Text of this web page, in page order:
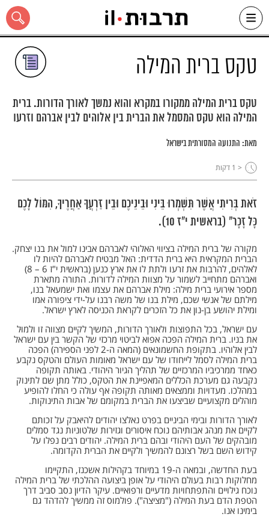
Skip
content
כל האתר
טקס ברית המילה
טקס ברית המילה ממקורו במקרא והוא נמשך לאורך הדורות. ברית
המילה הוא טקס המסמל את הברית בין אלוהים לבין אברהם וזרעו
מאת: התנועה המסורתית בישראל
< 1 דקות
זֹאת בְּרִיתִי אֲשֶׁר תִּשְׁמְרוּ בֵּינִי וּבֵינֵיכֶם וּבֵין זַרְעֲךָ אַחֲרֶיךָ, הִמּוֹל לָכֶם
כָּל זָכָר" (בראשית י"ז 10).
מקורה של ברית המילה בציווי האלוהי לאברהם אבינו למול את בנו יצחק.
הברית המקראית היא ברית הדדית: האל מבטיח לאברהם להיות לו
לאלהים, להרבות את זרעו ולתת לו את ארץ כנען (בראשית י"ז 6 – 8)
ואברהם מתחייב לשמור על מצוות המילה לדורות. התורה מתארת
מספר אירועי ברית מילה: מילת אברהם את עצמו ואת ישמעאל בנו,
מילתם של אנשי שכם, מילת בנו של משה רבנו על-ידי ציפורה אמו
ומילת יהושע בן-נון את כל הזכרים לקראת הכניסה לארץ ישראל.
עם ישראל, בכל התפוצות ולאורך הדורות, המשיך לקיים מצווה זו ולמוּל
את בניו. ברית המילה הפכה אפוא לביטוי מרכזי של הקשר בין עם ישראל
לבין אלוהיו. בתקופת החשמונאים (המאה ה-2 לפני הספירה) הפכה
ברית המילה לסמל לייחודו של עם ישראל מאומות העולם והטקס נקבע
כאחד ממרכיביו המרכזיים של תהליך הגיור היהודי. באותה תקופה
נקבעה גם מערכת הכללים המאפיינת את הטקס, כולל מתן שם לתינוק
במהלכו. מעדויות וממצאים מאותה תקופה אף עולה כי החלו להופיע
מוהלים מקצועיים שביצעו את הברית במקומם של אבות התינוקות.
לאורך הדורות ובימי הביניים בפרט נאלצו יהודים להיאבק על זכותם
לקיים את מנהג אבותיהם נוכח איסורים וגזירות שלטוניות נגד סמלים
מובהקים של העם היהודי ובהם ברית המילה. יהודים רבים נפלו על
קידוש השם בשל רצונם להמשיך ולקיים את הברית הקדומה.
בעת החדשה, ובמאה ה-19 במיוחד בקהילות אשכנז, התקיימו
מחלוקות רבות בעולם היהודי על אופן ביצועה ההלכתי של ברית המילה
נוכח גילויים והתפתחויות מדעיים ורפואיים. עיקר הדיון נסב סביב דרך
הטפת הדם בעת המילה ("מציצה"). פולמוס זה ממשיך להדהד גם
בימינו אנו.